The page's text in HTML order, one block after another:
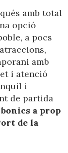
amb total
opció
a pocs
amb
i atenció
i
de partida
a prop
de la